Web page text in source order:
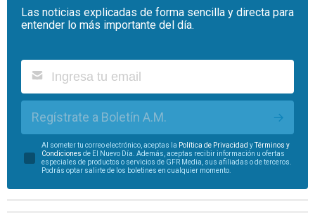
Las noticias explicadas de forma sencilla y directa para
entender lo más importante del día.
Regístrate a Boletín A.M.
Al someter tu correo electrónico, aceptas la Política de Privacidad yTérminos y
Condiciones de El Nuevo Día. Además, aceptas recibir información u ofertas
especiales de productos o servicios de GFR Media, sus afiliadas o de terceros.
Podrás optar salirte de los boletines en cualquier momento.